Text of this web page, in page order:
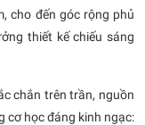
cho đến góc rộng phủ
thiết kế chiếu sáng
chắn trên trần, nguồn
cơ học đáng kinh ngạc: